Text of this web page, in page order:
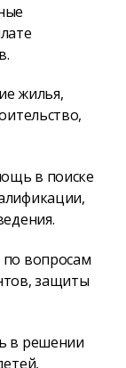
жилья,
в поиске
вопросам
защиты
в решении